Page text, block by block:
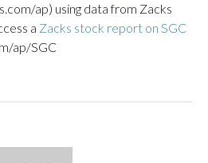
ap) using data from Zacks
a Zacks stock report on SGC
ap/SGC